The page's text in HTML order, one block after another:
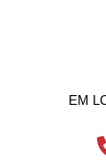
EM